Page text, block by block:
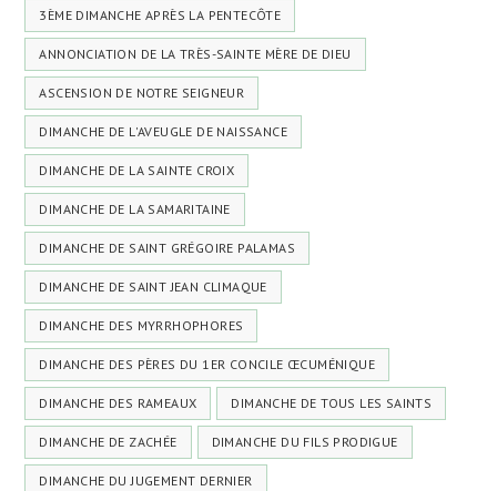
3ÈME DIMANCHE APRÈS LA PENTECÔTE
ANNONCIATION DE LA TRÈS-SAINTE MÈRE DE DIEU
ASCENSION DE NOTRE SEIGNEUR
DIMANCHE DE L'AVEUGLE DE NAISSANCE
DIMANCHE DE LA SAINTE CROIX
DIMANCHE DE LA SAMARITAINE
DIMANCHE DE SAINT GRÉGOIRE PALAMAS
DIMANCHE DE SAINT JEAN CLIMAQUE
DIMANCHE DES MYRRHOPHORES
DIMANCHE DES PÈRES DU 1ER CONCILE ŒCUMÉNIQUE
DIMANCHE DES RAMEAUX DIMANCHE DE TOUS LES SAINTS
DIMANCHE DE ZACHÉE DIMANCHE DU FILS PRODIGUE
DIMANCHE DU JUGEMENT DERNIER